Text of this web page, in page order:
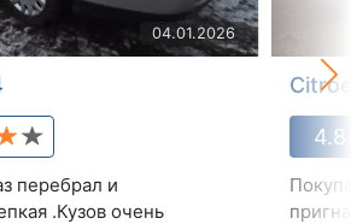
04.01.2026
перебрал и
.Кузов очень
4.8